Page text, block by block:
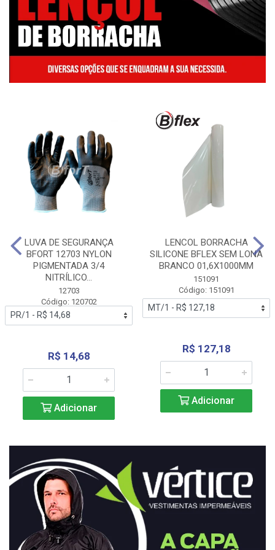
LUVA DE SEGURANÇA
BFORT 12703 NYLON
PIGMENTADA 3/4
NITRÍLICO...
12703
Código: 120702
R$ 14,68
Adicionar
LENCOL BORRACHA
SILICONE BFLEX SEM LONA
BRANCO 01,6X1000MM
151091
Código: 151091
R$ 127,18
Adicionar